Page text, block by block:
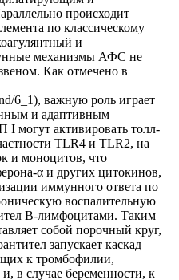
происходит
по классическому
и
механизмы АФС не
Как отмечено в
6_1), важную роль играет
и адаптивным
могут активировать толл-
TLR4 и TLR2, на
и моноцитов, что
α и других цитокинов,
иммунного ответа по
воспалительную
В-лимфоцитами. Таким
собой порочный круг,
запускает каскад
к тромбофилии,
в случае беременности, к